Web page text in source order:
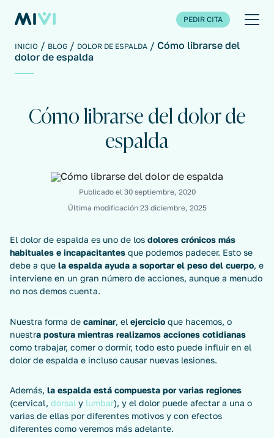
PEDIR CITA
INICIO BLOG DOLOR DE ESPALDA
Cómo librarse del
dolor de espalda
Cómo librarse del dolor de
espalda
Publicado el 30 septiembre, 2020
Última modificación 23 diciembre, 2025
El dolor de espalda es uno de los dolores crónicos más
habituales e incapacitantes que podemos padecer. Esto se
debe a que la espalda ayuda a soportar el peso del cuerpo, e
interviene en un gran número de acciones, aunque a menudo
no nos demos cuenta.
Nuestra forma de caminar, el ejercicio que hacemos, o
nuestra postura mientras realizamos acciones cotidianas
como trabajar, comer o dormir, todo esto puede influir en el
dolor de espalda e incluso causar nuevas lesiones.
Además, la espalda está compuesta por varias regiones
(cervical, dorsal y lumbar), y el dolor puede afectar a una o
varias de ellas por diferentes motivos y con efectos
diferentes como veremos más adelante.